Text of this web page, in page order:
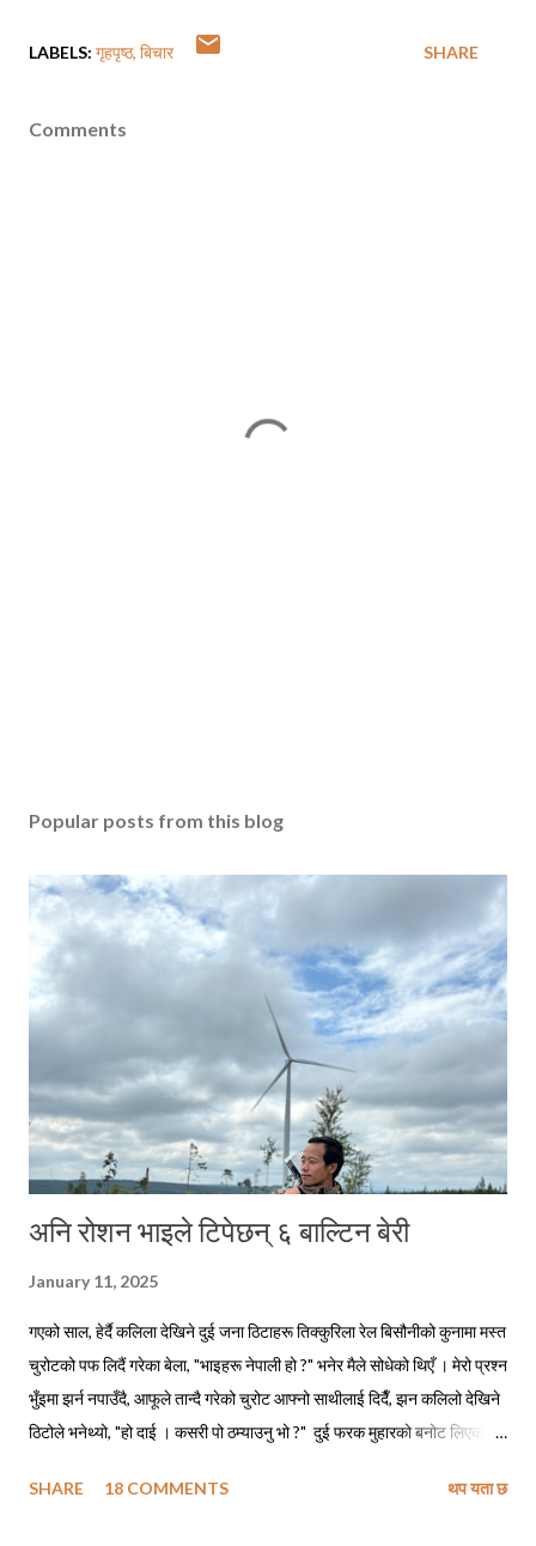
LABELS: गृहपृष्ठ बिचार SHARE
Comments
Popular posts from this blog
अनि रोशन भाइले टिपेछन् ६ बाल्टिन बेरी
January 11, 2025
गएको साल, हेर्दै कलिला देखिने दुई जना ठिटाहरू तिक्कुरिला रेल बिसौनीको कुनामा मस्त
चुरोटको पफ लिदैं गरेका बेला, "भाइहरू नेपाली हो ?" भनेर मैले सोधेको थिएँ । मेरो प्रश्न
भुँइमा झर्न नपाउँदै, आफूले तान्दै गरेको चुरोट आफ्नो साथीलाई दिदैँ, झन कलिलो देखिने
ठिटोले भनेथ्यो, "हो दाई । कसरी पो ठम्याउनु भो ?" दुई फरक मुहारको बनोट लिएका
तिमीहरू नेपाली मैं बातचित गर्दै थियौ नी त । मेरो जवाफ सुनेपछि त्यो ठिटोले कपाल
SHARE 18 COMMENTS थप यता छ